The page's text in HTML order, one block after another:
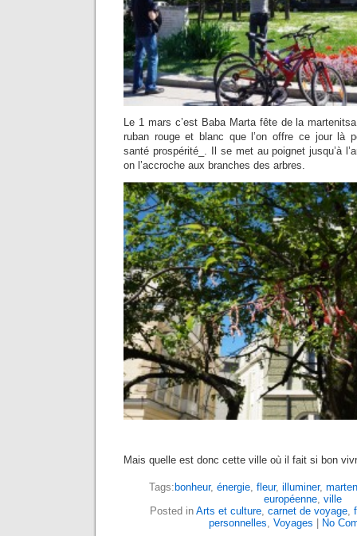
Le 1 mars c’est Baba Marta fête de la
ruban rouge et blanc que l’on offre ce jour là
santé prospérité_. Il se met au poignet jusqu’à
on l’accroche aux branches des arbres.
Mais quelle est donc cette ville où il fait si bon
Tags: bonheur, énergie, fleur, illuminer,
européenne, ville
Posted in Arts et culture, carnet de voyage,
personnelles, Voyages No